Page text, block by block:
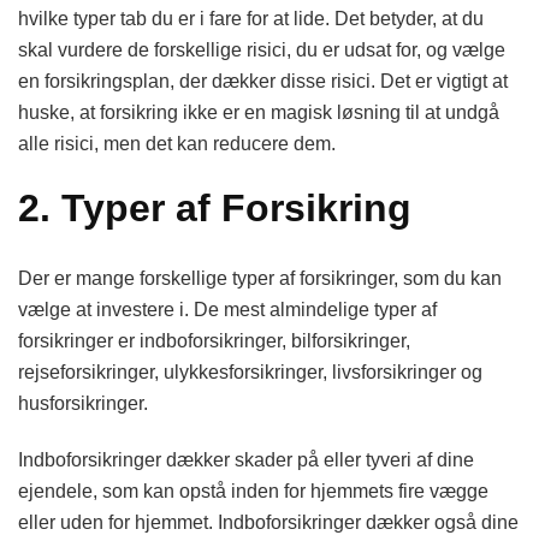
hvilke typer tab du er i fare for at lide. Det betyder, at du
skal vurdere de forskellige risici, du er udsat for, og vælge
en forsikringsplan, der dækker disse risici. Det er vigtigt at
huske, at forsikring ikke er en magisk løsning til at undgå
alle risici, men det kan reducere dem.
2. Typer af Forsikring
Der er mange forskellige typer af forsikringer, som du kan
vælge at investere i. De mest almindelige typer af
forsikringer er indboforsikringer, bilforsikringer,
rejseforsikringer, ulykkesforsikringer, livsforsikringer og
husforsikringer.
Indboforsikringer dækker skader på eller tyveri af dine
ejendele, som kan opstå inden for hjemmets fire vægge
eller uden for hjemmet. Indboforsikringer dækker også dine